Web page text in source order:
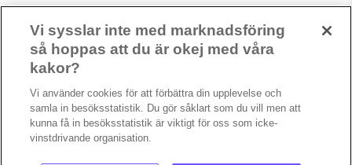
Vi sysslar inte med marknadsföring
så hoppas att du är okej med våra
kakor?
Vi använder cookies för att förbättra din upplevelse och
samla in besöksstatistik. Du gör såklart som du vill men att
kunna få in besöksstatistik är viktigt för oss som icke-
vinstdrivande organisation.